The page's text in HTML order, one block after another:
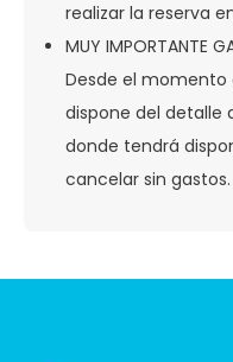
realizar la reserva
MUY IMPORTANTE
Desde el momento
dispone del detalle
donde tendrá
cancelar sin gastos.